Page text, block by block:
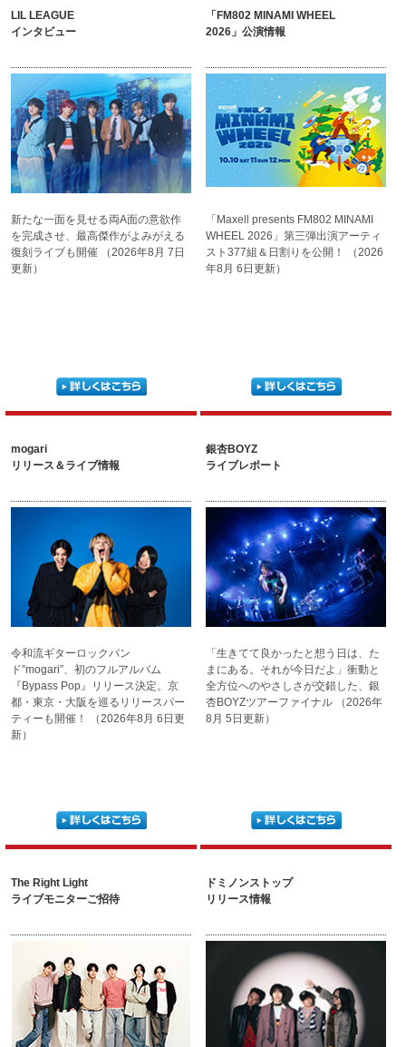
LIL LEAGUE
インタビュー
新たな一面を見せる両A面の意欲作
を完成させ、最高傑作がよみがえる
復刻ライブも開催
（2026年8月 7日
更新）
「FM802 MINAMI WHEEL
2026」公演情報
「Maxell presents FM802 MINAMI
WHEEL 2026」第三弾出演アーティ
スト377組＆ 日割りを公開！
（2026
年8月 6日更新）
mogari
リリース＆ライブ情報
令和流ギターロックバン
ド”mogari”、初のフルアルバム
『Bypass Pop』リリース決定。京
都・東京・大阪を巡る リリースパー
ティーも開催！
（2026年8月 6日更
新）
銀杏BOYZ
ライブレポート
「生きてて良かったと想う 日は、た
まにある。それが今日だよ」衝動と
全方位へのやさしさが交錯した、銀
杏BOYZツアーファイナル
（2026年
8月 5日更新）
The Right Light
ライブモニターご招待
ドミノンストップ
リリース情報